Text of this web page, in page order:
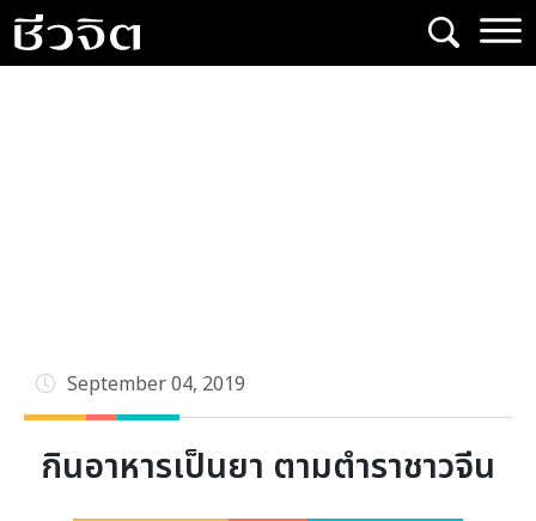
Skip
to
content
September 04, 2019
กินอาหารเป็นยา ตามตำราชาวจีน